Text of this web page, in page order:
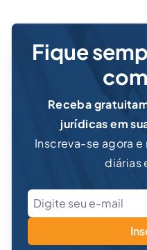
Fique
Receba
jurídicas em
Inscreva-se agora
diárias